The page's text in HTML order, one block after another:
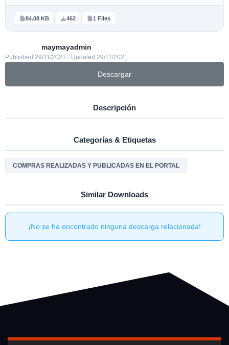
84.08 KB 462 1 Files
maymayadmin
Published 29/11/2021 · Updated 29/11/2021
Descargar
Descripción
Categorías & Etiquetas
COMPRAS REALIZADAS Y PUBLICADAS EN EL PORTAL
Similar Downloads
¡No se ha encontrado ninguna descarga relacionada!